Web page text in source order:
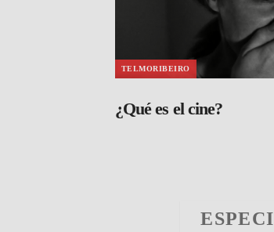
TELMORIBEIRO
¿Qué es el cine?